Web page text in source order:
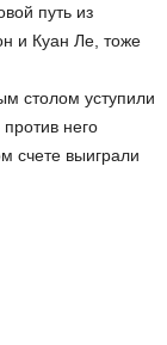
путь из
и Куан Ле, тоже
столом уступили
него
счете выиграли